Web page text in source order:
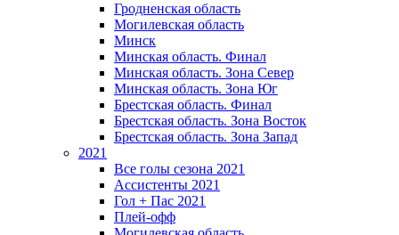
Гродненская область
Могилевская область
Минск
Mинская область. Финал
Минская область. Зона Север
Минская область. Зона Юг
Брестская область. Финал
Брестская область. Зона Восток
Брестская область. Зона Запад
2021
Все голы сезона 2021
Ассистенты 2021
Гол + Пас 2021
Плей-офф